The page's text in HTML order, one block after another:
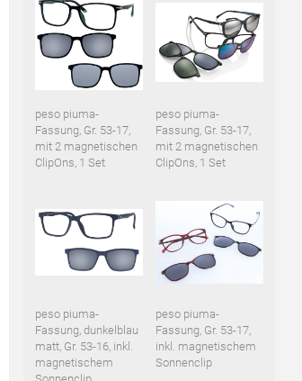
peso piuma-
Fassung, Gr. 53-17,
mit 2 magnetischen
ClipOns, 1 Set
peso piuma-
Fassung, Gr. 53-17,
mit 2 magnetischen
ClipOns, 1 Set
peso piuma-
Fassung, dunkelblau
matt, Gr. 53-16, inkl.
magnetischem
peso piuma-
Fassung, Gr. 53-17,
inkl. magnetischem
Sonnenclip